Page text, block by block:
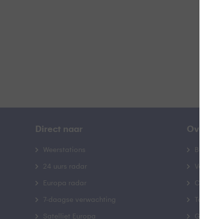
Direct naar
Weerstations
24 uurs radar
Europa radar
7-daagse verwachting
Satelliet Europa
Over
Contact